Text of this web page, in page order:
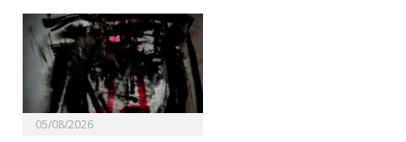
05/08/2026